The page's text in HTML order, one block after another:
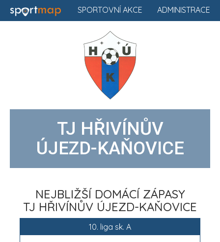
ADMINISTRACE
SPORTOVNÍ AKCE
TJ HŘIVÍNŮV
ÚJEZD-KAŇOVICE
NEJBLIŽŠÍ DOMÁCÍ ZÁPASY
TJ HŘIVÍNŮV ÚJEZD-KAŇOVICE
10. liga sk. A